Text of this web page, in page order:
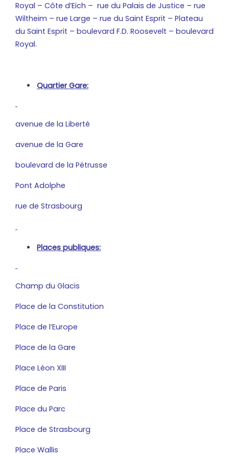
Royal – Côte d’Eich – rue du Palais de Justice – rue
Wiltheim – rue Large – rue du Saint Esprit – Plateau
du Saint Esprit – boulevard F.D. Roosevelt – boulevard
Royal.
Quartier Gare:
avenue de la Liberté
avenue de la Gare
boulevard de la Pétrusse
Pont Adolphe
rue de Strasbourg
Places publiques:
Champ du Glacis
Place de la Constitution
Place de l’Europe
Place de la Gare
Place Léon XIII
Place de Paris
Place du Parc
Place de Strasbourg
Place Wallis